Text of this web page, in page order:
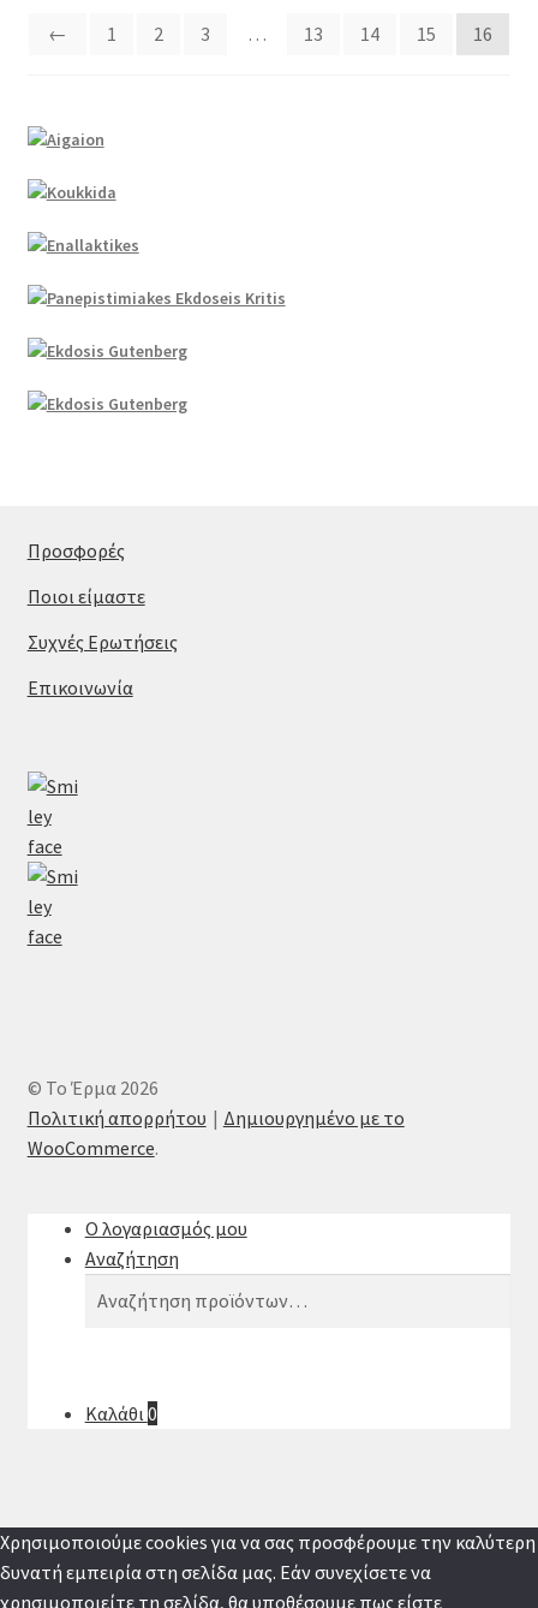
← 1 2 3 … 13 14 15 16
Προσφορές
Ποιοι είμαστε
Συχνές Ερωτήσεις
Επικοινωνία
© Το Έρμα 2026
Πολιτική απορρήτου
Δημιουργημένο με το
WooCommerce.
Ο λογαριασμός μου
Αναζήτηση
Αναζήτηση
Αναζήτηση
Καλάθι0
Χρησιμοποιούμε cookies για να σας προσφέρουμε την καλύτερη
δυνατή εμπειρία στη σελίδα μας. Εάν συνεχίσετε να
χρησιμοποιείτε τη σελίδα, θα υποθέσουμε πως είστε